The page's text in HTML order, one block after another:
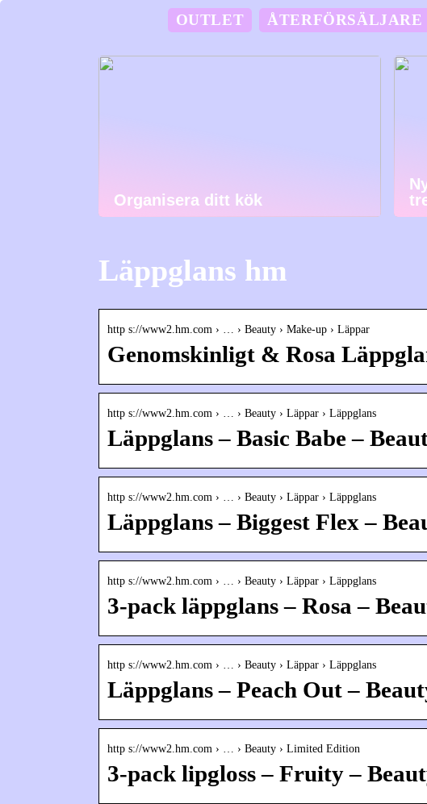
OUTLET ÅTERFÖRSÄLJARE
Organisera ditt kök
Läppglans hm
http s://www2.hm.com › … › Beauty › Make-up › Läppar
Genomskinligt & Rosa
http s://www2.hm.com › … › Beauty › Läppar › Läppglans
Läppglans – Basic Babe –
http s://www2.hm.com › … › Beauty › Läppar › Läppglans
Läppglans – Biggest Flex –
http s://www2.hm.com › … › Beauty › Läppar › Läppglans
3-pack läppglans – Rosa –
http s://www2.hm.com › … › Beauty › Läppar › Läppglans
Läppglans – Peach Out –
http s://www2.hm.com › … › Beauty › Limited Edition
3-pack lipgloss – Fruity –